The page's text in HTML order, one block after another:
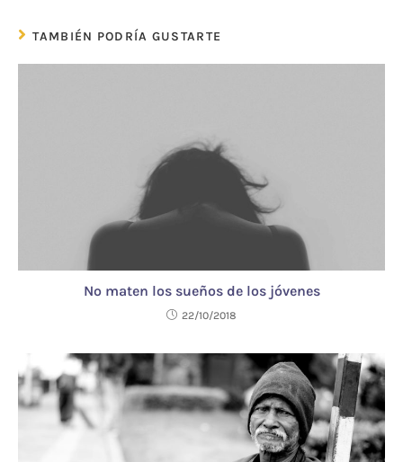
TAMBIÉN PODRÍA GUSTARTE
No maten los sueños de los jóvenes
22/10/2018